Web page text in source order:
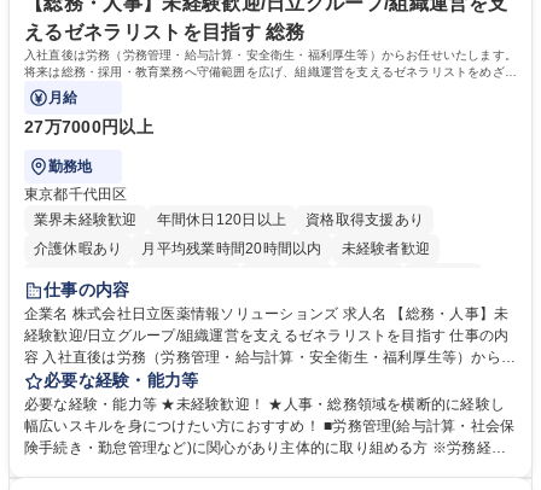
えるゼネラリストを目指す 総務
入社直後は労務（労務管理・給与計算・安全衛生・福利厚生等）からお任せいたします。
将来は総務・採用・教育業務へ守備範囲を広げ、組織運営を支えるゼネラリストをめざせ
ます。
月給
27万7000円以上
勤務地
東京都千代田区
業界未経験歓迎
年間休日120日以上
資格取得支援あり
介護休暇あり
月平均残業時間20時間以内
未経験者歓迎
住宅手当あり
育休あり
完全週休2日制 交通費支給 土日祝休み 寮・社宅あり
仕事の内容
企業名 株式会社日立医薬情報ソリューションズ 求人名 【総務・人事】未
経験歓迎/日立グループ/組織運営を支えるゼネラリストを目指す 仕事の内
容 入社直後は労務（労務管理・給与計算・安全衛生・福利厚生等）からお
任せいたします。将来は総務・採用・教育業務へ守備範囲を広げ、組織運
営を支えるゼネラリストをめざせます。 ・初期業務：労働時間管理、給与
計算、社会保険対応、福利厚生管理、安全衛生、健康経営推進等をお任せ
します。ご経験に応じて、休職者管理など、幅広く経験を積んでいただき
必要な経験・能力等
必要な経験・能力等 ★未経験歓迎！ ★人事・総務領域を横断的に経験し
幅広いスキルを身につけたい方におすすめ！ ■労務管理(給与計算・社会保
険手続き・勤怠管理など)に関心があり主体的に取り組める方 ※労務経験